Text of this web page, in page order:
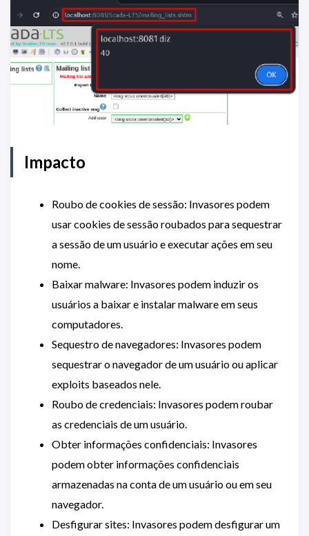
Impacto
Roubo de cookies de sessão: Invasores podem
usar cookies de sessão roubados para sequestrar
a sessão de um usuário e executar ações em seu
nome.
Baixar malware: Invasores podem induzir os
usuários a baixar e instalar malware em seus
computadores.
Sequestro de navegadores: Invasores podem
sequestrar o navegador de um usuário ou aplicar
exploits baseados nele.
Roubo de credenciais: Invasores podem roubar
as credenciais de um usuário.
Obter informações confidenciais: Invasores
podem obter informações confidenciais
armazenadas na conta de um usuário ou em seu
navegador.
Desfigurar sites: Invasores podem desfigurar um